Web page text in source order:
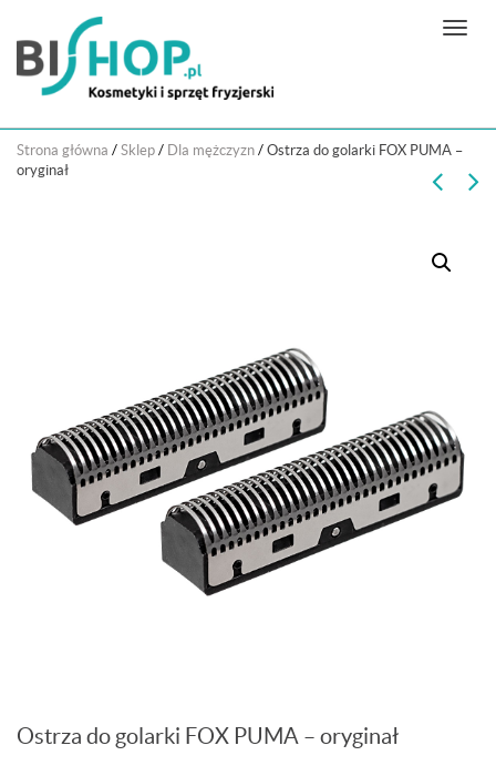
N
g
a
Strona główna / Sklep / Dla mężczyzn / Ostrza do golarki FOX PUMA –
oryginał
Ostrza do golarki FOX PUMA – oryginał